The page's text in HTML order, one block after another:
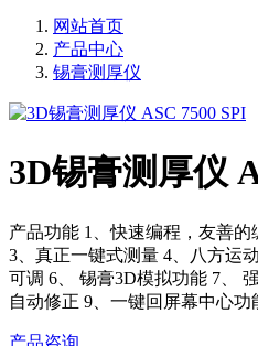
网站首页
产品中心
锡膏测厚仪
3D锡膏测厚仪
产品功能 1、快速编程，友善
3、真正一键式测量 4、八方运
可调 6、 锡膏3D模拟功能 7、
自动修正 9、一键回屏幕中心功
产品咨询